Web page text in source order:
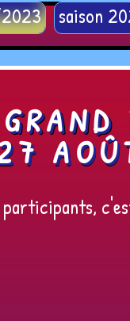
saison
participants,